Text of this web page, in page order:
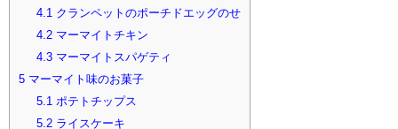
4.1クランペットのポーチドエッグのせ
4.2マーマイトチキン
4.3マーマイトスパゲティ
5 マーマイト味のお菓子
5.1ポテトチップス
5.2ライスケーキ